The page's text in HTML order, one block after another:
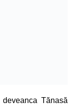
Tănasă